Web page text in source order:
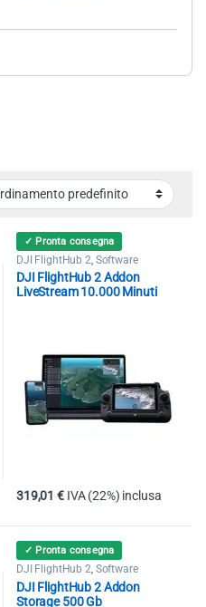
✓ Pronta consegna
DJI FlightHub 2 Software
DJI FlightHub 2 Addon
LiveStream 10.000 Minuti
319,01€ IVA (22%) inclusa
✓ Pronta consegna
DJI FlightHub 2, Software
DJI FlightHub 2 Addon
Storage 500 Gb